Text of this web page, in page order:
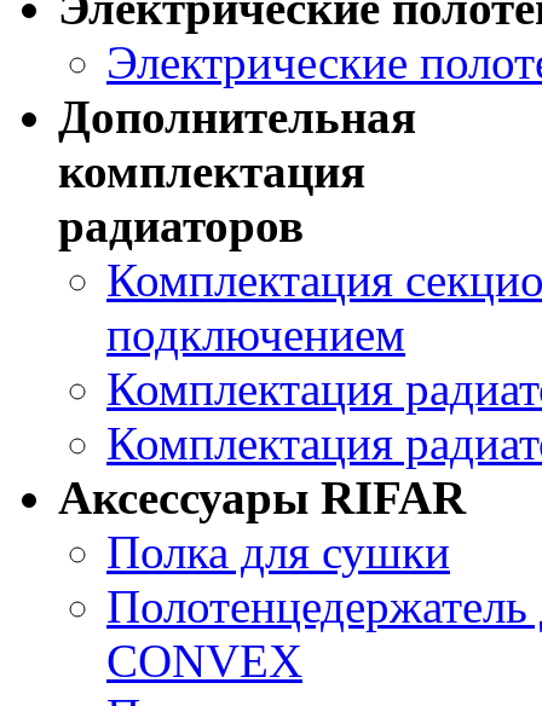
Электрические
Дополнительная
комплектация
радиаторов
Комплектация
подключением
Комплектация
Комплектация
Аксессуары RIFAR
Полка для сушки
CONVEX